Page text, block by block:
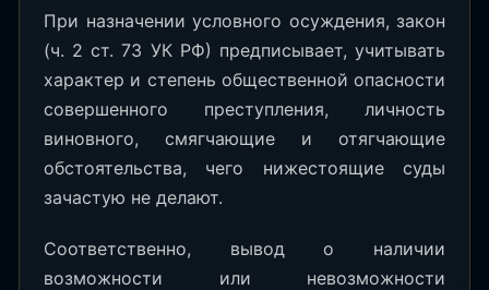
При назначении условного осуждения, закон
(ч. 2 ст. 73 УК РФ) предписывает, учитывать
характер и степень общественной опасности
совершенного преступления, личность
виновного, смягчающие и отягчающие
обстоятельства, чего нижестоящие суды
зачастую не делают.
Соответственно, вывод о наличии
возможности или невозможности